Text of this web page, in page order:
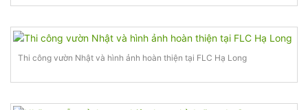
Thi công vườn Nhật và hình ảnh hoàn thiện tại FLC Hạ Long